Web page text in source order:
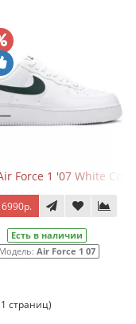
Force 1 '07 White
6990р.
Есть в наличии
Модель: Air Force 1 07
страниц)